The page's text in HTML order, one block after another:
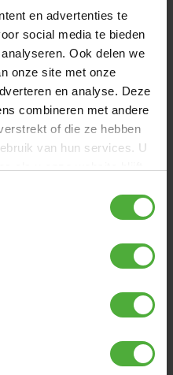
en advertenties te
social media te bieden
Ook delen we
onze site met onze
en analyse. Deze
combineren met andere
of die ze hebben
van hun services. U
en zitten heerlijk bij
van twee zakken
iets kwijt raakt
voor elke
unisex en daarom raden
kleiner te bestellen. De
en 4% uit elastaan.
en draagt maat S.